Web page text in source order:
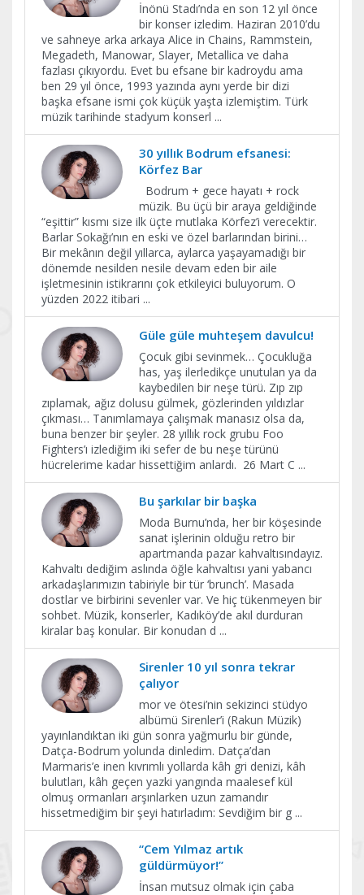
İnönü Stadı’nda en son 12 yıl önce
bir konser izledim. Haziran 2010’du
ve sahneye arka arkaya Alice in Chains, Rammstein,
Megadeth, Manowar, Slayer, Metallica ve daha
fazlası çıkıyordu. Evet bu efsane bir kadroydu ama
ben 29 yıl önce, 1993 yazında aynı yerde bir dizi
başka efsane ismi çok küçük yaşta izlemiştim. Türk
müzik tarihinde stadyum konserl ...
30 yıllık Bodrum efsanesi:
Körfez Bar
Bodrum + gece hayatı + rock
müzik. Bu üçü bir araya geldiğinde
“eşittir” kısmı size ilk üçte mutlaka Körfez’i verecektir.
Barlar Sokağı’nın en eski ve özel barlarından birini…
Bir mekânın değil yıllarca, aylarca yaşayamadığı bir
dönemde nesilden nesile devam eden bir aile
işletmesinin istikrarını çok etkileyici buluyorum. O
yüzden 2022 itibari ...
Güle güle muhteşem davulcu!
Çocuk gibi sevinmek… Çocukluğa
has, yaş ilerledikçe unutulan ya da
kaybedilen bir neşe türü. Zıp zıp
zıplamak, ağız dolusu gülmek, gözlerinden yıldızlar
çıkması… Tanımlamaya çalışmak manasız olsa da,
buna benzer bir şeyler. 28 yıllık rock grubu Foo
Fighters’ı izlediğim iki sefer de bu neşe türünü
hücrelerime kadar hissettiğim anlardı. 26 Mart C ...
Bu şarkılar bir başka
Moda Burnu’nda, her bir köşesinde
sanat işlerinin olduğu retro bir
apartmanda pazar kahvaltısındayız.
Kahvaltı dediğim aslında öğle kahvaltısı yani yabancı
arkadaşlarımızın tabiriyle bir tür ‘brunch’. Masada
dostlar ve birbirini sevenler var. Ve hiç tükenmeyen bir
sohbet. Müzik, konserler, Kadıköy’de akıl durduran
kiralar baş konular. Bir konudan d ...
Sirenler 10 yıl sonra tekrar
çalıyor
mor ve ötesi’nin sekizinci stüdyo
albümü Sirenler’i (Rakun Müzik)
yayınlandıktan iki gün sonra yağmurlu bir günde,
Datça-Bodrum yolunda dinledim. Datça’dan
Marmaris’e inen kıvrımlı yollarda kâh gri denizi, kâh
bulutları, kâh geçen yazki yangında maalesef kül
olmuş ormanları arşınlarken uzun zamandır
hissetmediğim bir şeyi hatırladım: Sevdiğim bir g ...
“Cem Yılmaz artık
güldürmüyor!”
İnsan mutsuz olmak için çaba